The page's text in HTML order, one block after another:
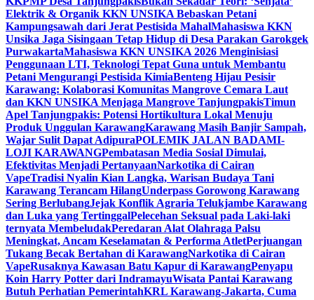
Elektrik & Organik KKN UNSIKA Bebaskan Petani
Kampungsawah dari Jerat Pestisida MahalMahasiswa KKN
Unsika Jaga Sisingaan Tetap Hidup di Desa Parakan Garokgek
PurwakartaMahasiswa KKN UNSIKA 2026 Menginisiasi
Penggunaan LTI, Teknologi Tepat Guna untuk Membantu
Petani Mengurangi Pestisida KimiaBenteng Hijau Pesisir
Karawang: Kolaborasi Komunitas Mangrove Cemara Laut
dan KKN UNSIKA Menjaga Mangrove TanjungpakisTimun
Apel Tanjungpakis: Potensi Hortikultura Lokal Menuju
Produk Unggulan KarawangKarawang Masih Banjir Sampah,
Wajar Sulit Dapat AdipuraPOLEMIK JALAN BADAMI-
LOJI KARAWANGPembatasan Media Sosial Dimulai,
Efektivitas Menjadi PertanyaanNarkotika di Cairan
VapeTradisi Nyalin Kian Langka, Warisan Budaya Tani
Karawang Terancam HilangUnderpass Gorowong Karawang
Sering BerlubangJejak Konflik Agraria Telukjambe Karawang
dan Luka yang TertinggalPelecehan Seksual pada Laki-laki
ternyata MembeludakPeredaran Alat Olahraga Palsu
Meningkat, Ancam Keselamatan & Performa AtletPerjuangan
Tukang Becak Bertahan di KarawangNarkotika di Cairan
VapeRusaknya Kawasan Batu Kapur di KarawangPenyapu
Koin Harry Potter dari IndramayuWisata Pantai Karawang
Butuh Perhatian PemerintahKRL Karawang-Jakarta, Cuma